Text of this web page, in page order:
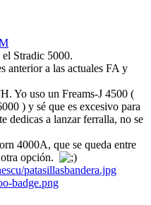
Stradic 5000.
anterior a las actuales FA y
Yo uso un Freams-J 4500 (
) y sé que es excesivo para
dedicas a lanzar ferralla, no se
4000A, que se queda entre
opción.
patasillasbandera.jpg
badge.png